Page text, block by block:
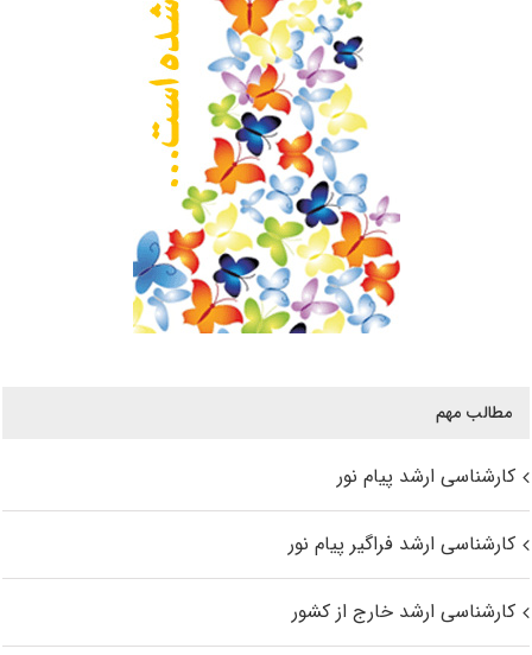
مطالب مهم
کارشناسی ارشد پیام نور
کارشناسی ارشد فراگیر پیام نور
کارشناسی ارشد خارج از کشور